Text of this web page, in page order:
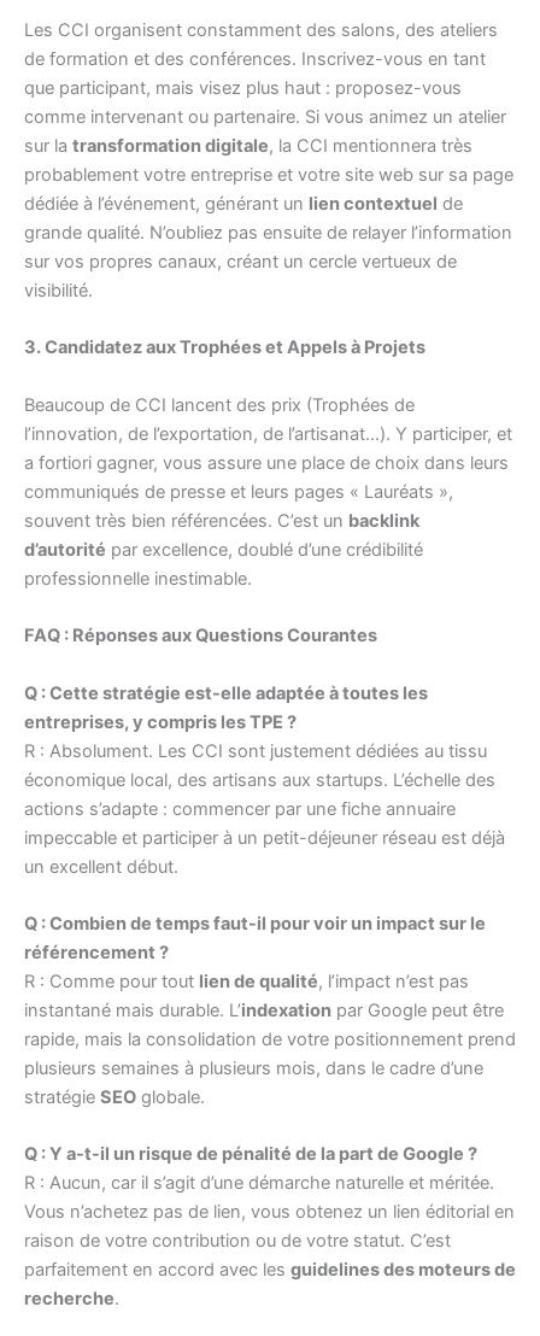
Les CCI organisent constamment des salons, des ateliers
de formation et des conférences. Inscrivez-vous en tant
que participant, mais visez plus haut : proposez-vous
comme intervenant ou partenaire. Si vous animez un atelier
sur la transformation digitale, la CCI mentionnera très
probablement votre entreprise et votre site web sur sa page
dédiée à l’événement, générant un lien contextuel de
grande qualité. N’oubliez pas ensuite de relayer l’information
sur vos propres canaux, créant un cercle vertueux de
visibilité.
3. Candidatez aux Trophées et Appels à Projets
Beaucoup de CCI lancent des prix (Trophées de
l’innovation, de l’exportation, de l’artisanat…). Y participer, et
a fortiori gagner, vous assure une place de choix dans leurs
communiqués de presse et leurs pages « Lauréats »,
souvent très bien référencées. C’est un backlink
d’autorité par excellence, doublé d’une crédibilité
professionnelle inestimable.
FAQ : Réponses aux Questions Courantes
Q : Cette stratégie est-elle adaptée à toutes les
entreprises, y compris les TPE ?
R : Absolument. Les CCI sont justement dédiées au tissu
économique local, des artisans aux startups. L’échelle des
actions s’adapte : commencer par une fiche annuaire
impeccable et participer à un petit-déjeuner réseau est déjà
un excellent début.
Q : Combien de temps faut-il pour voir un impact sur le
référencement ?
R : Comme pour tout lien de qualité, l’impact n’est pas
instantané mais durable. L’indexation par Google peut être
rapide, mais la consolidation de votre positionnement prend
plusieurs semaines à plusieurs mois, dans le cadre d’une
stratégie SEO globale.
Q : Y a-t-il un risque de pénalité de la part de Google ?
R : Aucun, car il s’agit d’une démarche naturelle et méritée.
Vous n’achetez pas de lien, vous obtenez un lien éditorial en
raison de votre contribution ou de votre statut. C’est
parfaitement en accord avec les guidelines des moteurs de
recherche.